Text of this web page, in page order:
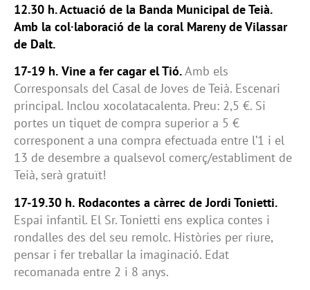
12.30 h. Actuació de la Banda Municipal de Teià.
Amb la col·laboració de la coral Mareny de Vilassar
de Dalt.
17-19 h. Vine a fer cagar el Tió.Amb els
Corresponsals del Casal de Joves de Teià. Escenari
principal. Inclou xocolatacalenta. Preu: 2,5 €. Si
portes un tiquet de compra superior a 5 €
corresponent a una compra efectuada entre l’1 i el
13 de desembre a qualsevol comerç/establiment de
Teià, serà gratuït!
17-19.30 h. Rodacontes a càrrec de Jordi Tonietti.
Espai infantil. El Sr. Tonietti ens explica contes i
rondalles des del seu remolc. Històries per riure,
pensar i fer treballar la imaginació. Edat
recomanada entre 2 i 8 anys.